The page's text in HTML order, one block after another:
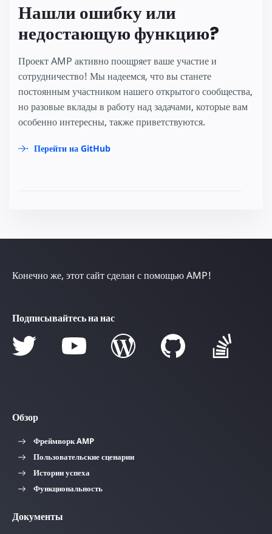
Нашли ошибку или
недостающую функцию?
Проект AMP активно поощряет ваше участие и
сотрудничество! Мы надеемся, что вы станете
постоянным участником нашего открытого сообщества,
но разовые вклады в работу над задачами, которые вам
особенно интересны, также приветствуются.
Перейти на GitHub
Конечно же, этот сайт сделан с помощью AMP!
Подписывайтесь на нас
Обзор
Фреймворк AMP
Пользовательские сценарии
Истории успеха
Функциональность
Документы